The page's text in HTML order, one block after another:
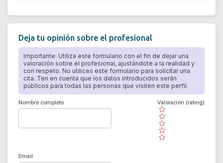
Deja tu opinión sobre el profesional
Importante: Utiliza este formulario con el fin de dejar una
valoración sobre el profesional, ajustándote a la realidad y
con respeto. No utilices este formulario para solicitar una
cita. Ten en cuenta que los datos introducidos serán
públicos para todas las personas que visiten este perfil.
Nombre completo
( )
( )
( )
( )
( )
Valoración (rating)
Email